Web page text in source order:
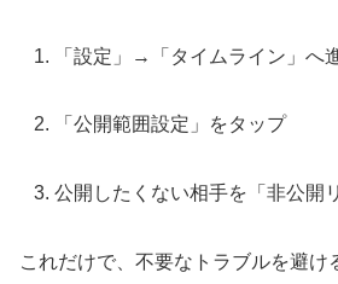
「設定」→「タイムライン」へ
「公開範囲設定」をタップ
公開したくない相手を「非公開
これだけで、不要なトラブルを避け